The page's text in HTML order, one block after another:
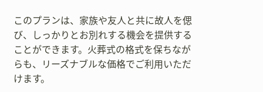
このプランは、家族や友人と共に故人を偲
び、しっかりとお別れする機会を提供する
ことができます。火葬式の格式を保ちなが
らも、リーズナブルな価格でご利用いただ
けます。